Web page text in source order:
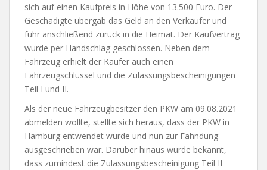
sich auf einen Kaufpreis in Höhe von 13.500 Euro. Der
Geschädigte übergab das Geld an den Verkäufer und
fuhr anschließend zurück in die Heimat. Der Kaufvertrag
wurde per Handschlag geschlossen. Neben dem
Fahrzeug erhielt der Käufer auch einen
Fahrzeugschlüssel und die Zulassungsbescheinigungen
Teil I und II.
Als der neue Fahrzeugbesitzer den PKW am 09.08.2021
abmelden wollte, stellte sich heraus, dass der PKW in
Hamburg entwendet wurde und nun zur Fahndung
ausgeschrieben war. Darüber hinaus wurde bekannt,
dass zumindest die Zulassungsbescheinigung Teil II